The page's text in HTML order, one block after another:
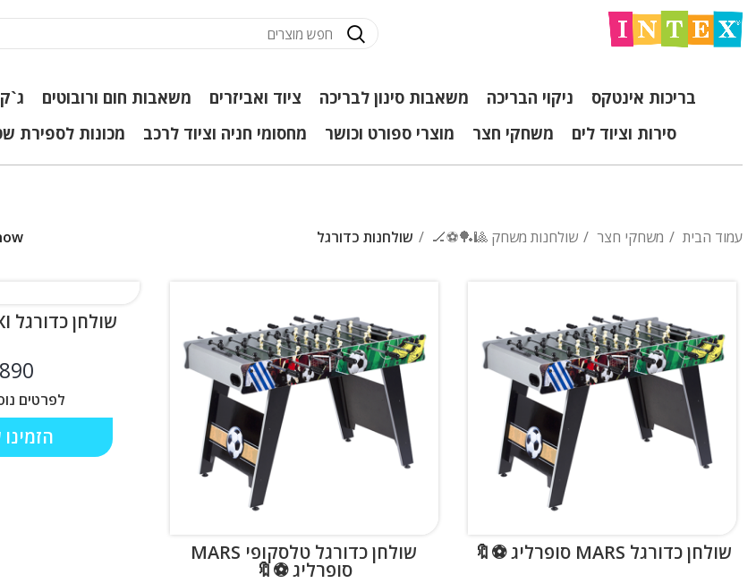
בריכות אינטקס ניקוי הבריכה משאבות סינון לבריכה ציוד ואביזרים משאבות חום ורובוטים
סירות וציוד לים
משחקי חצר מוצרי ספורט וכושר מחסומי חניה וציוד לרכב מכונות לספירת
עמוד הבית משחקי חצר שולחנות משחק 🎱🏓⚽🏒 שולחנות כדורגל
שולחן כדורגל MARS סופרליג ⚽🔖 שולחן כדורגל טלסקופי MARS
סופרליג ⚽🔖
שולחן כדורגל GOAL GALAXI
לפרטים